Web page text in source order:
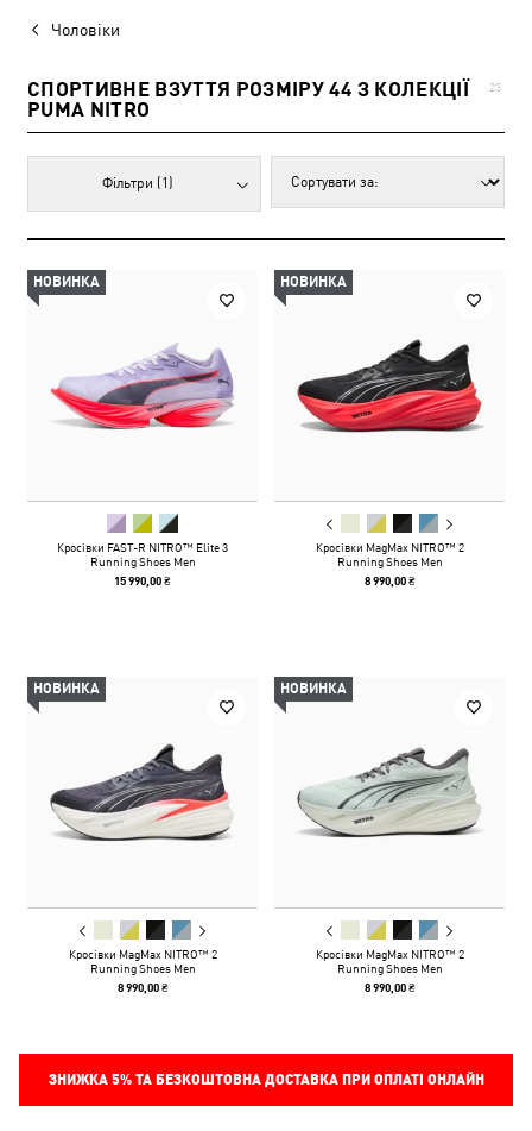
Чоловіки
СПОРТИВНЕ ВЗУТТЯ РОЗМІРУ 44 З КОЛЕКЦІЇ
PUMA NITRO
23
Фільтри (1)
НОВИНКА
Кросівки FAST-R NITRO™ Elite 3
Running Shoes Men
15 990,00 ₴
НОВИНКА
Кросівки MagMax NITRO™ 2
Running Shoes Men
8 990,00 ₴
НОВИНКА
Кросівки MagMax NITRO™ 2
Running Shoes Men
8 990,00 ₴
НОВИНКА
Кросівки MagMax NITRO™ 2
Running Shoes Men
8 990,00 ₴
ЗНИЖКА 5%ТА БЕЗКОШТОВНА ДОСТАВКА ПРИ ОПЛАТІ ОНЛАЙН